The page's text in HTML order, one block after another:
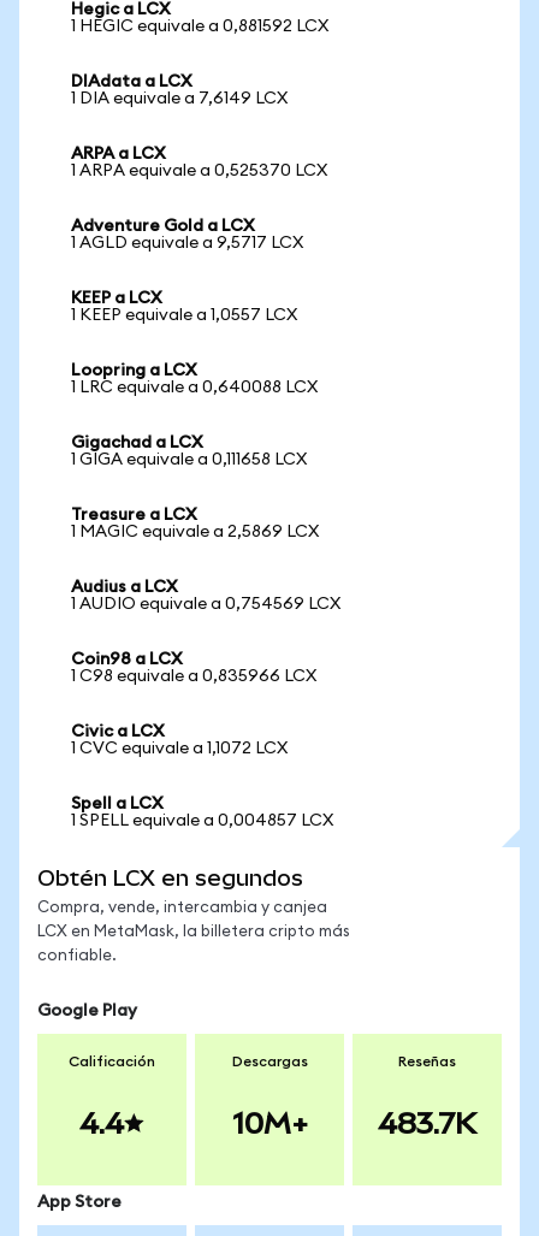
Hegic a LCX
1 HEGIC equivale a 0,881592 LCX
DIAdata a LCX
1 DIA equivale a 7,6149 LCX
ARPA a LCX
1 ARPA equivale a 0,525370 LCX
Adventure Gold a LCX
1 AGLD equivale a 9,5717 LCX
KEEP a LCX
1 KEEP equivale a 1,0557 LCX
Loopring a LCX
1 LRC equivale a 0,640088 LCX
Gigachad a LCX
1 GIGA equivale a 0,111658 LCX
Treasure a LCX
1 MAGIC equivale a 2,5869 LCX
Audius a LCX
1 AUDIO equivale a 0,754569 LCX
Coin98 a LCX
1 C98 equivale a 0,835966 LCX
Civic a LCX
1 CVC equivale a 1,1072 LCX
Spell a LCX
1 SPELL equivale a 0,004857 LCX
Obtén LCX en segundos
Compra, vende, intercambia y canjea
LCX en MetaMask, la billetera cripto más
confiable.
Google Play
Calificación
4.4
Descargas
10M+
Reseñas
483.7K
App Store